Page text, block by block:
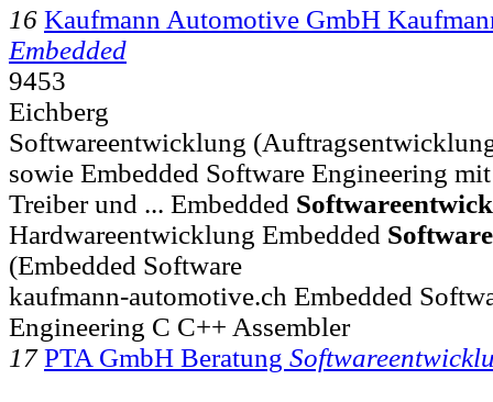
16 Kaufmann Automotive GmbH
Embedded
9453
Eichberg
Softwareentwicklung
sowie Embedded Software Engineering
Treiber und ... Embedded
Hardwareentwicklung Embedded
(Embedded Software
kaufmann-automotive.ch Embedded
Engineering C C++ Assembler
17 PTA GmbH Beratung